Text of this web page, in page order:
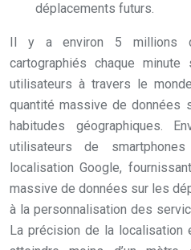
déplacements futurs.
Il y a environ 5 millions
cartographiés chaque
utilisateurs à travers le
quantité massive de données
habitudes géographiques.
utilisateurs de
localisation Google,
massive de données sur les
à la personnalisation des
La précision de la localisation